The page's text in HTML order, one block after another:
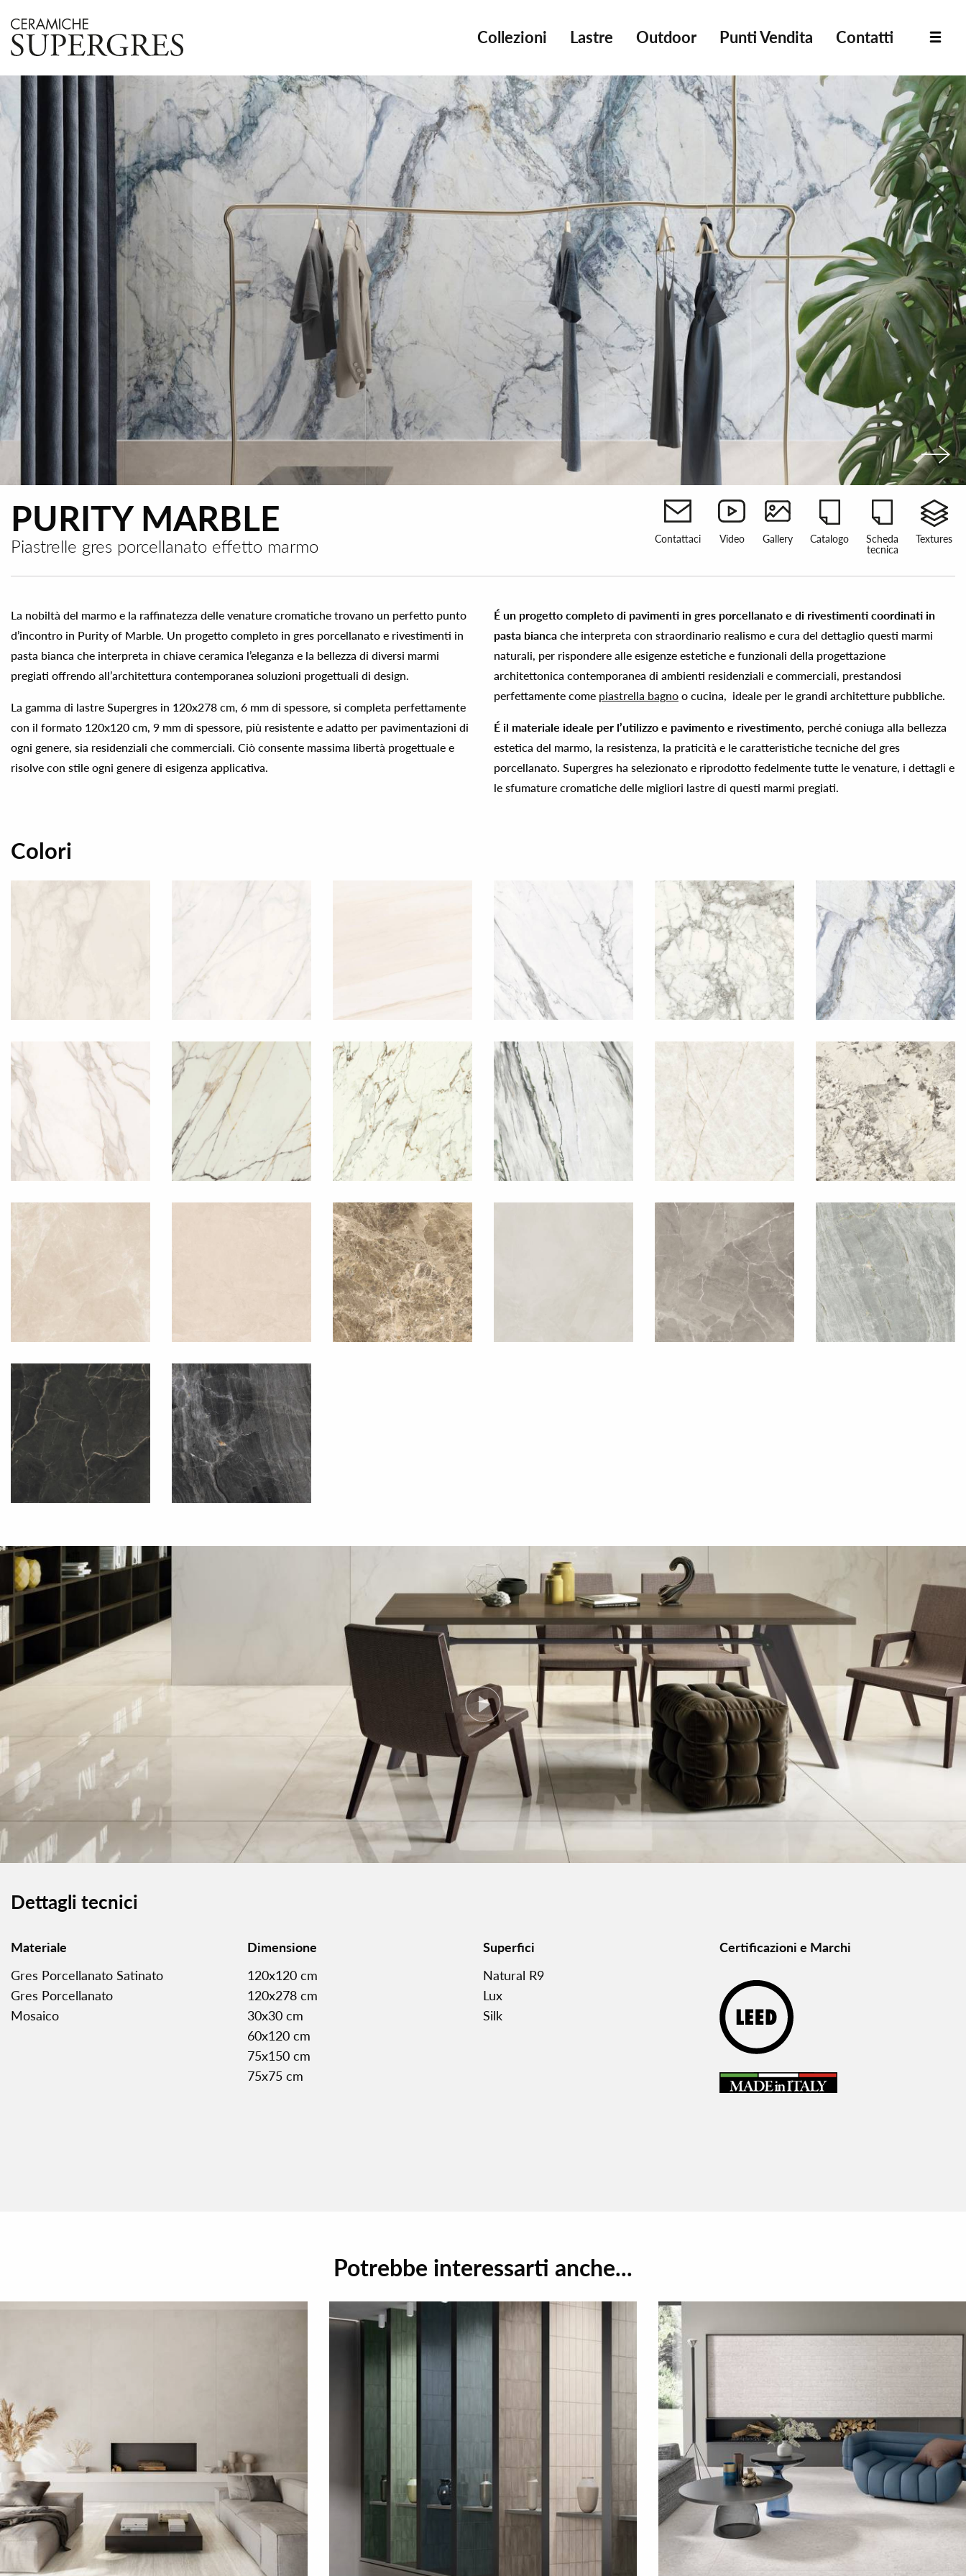
Collezioni Lastre Outdoor Punti Vendita Contatti
PURITY MARBLE
Piastrelle gres porcellanato effetto marmo Contattaci Video Gallery Catalogo
Scheda
tecnica
Textures
La nobiltà del marmo e la raffinatezza delle venature cromatiche trovano un perfetto punto
d’incontro in Purity of Marble. Un progetto completo in gres porcellanato e rivestimenti in
pasta bianca che interpreta in chiave ceramica l’eleganza e la bellezza di diversi marmi
pregiati offrendo all’architettura contemporanea soluzioni progettuali di design.
La gamma di lastre Supergres in 120x278 cm, 6 mm di spessore, si completa perfettamente
con il formato 120x120 cm, 9 mm di spessore, più resistente e adatto per pavimentazioni di
ogni genere, sia residenziali che commerciali. Ciò consente massima libertà progettuale e
risolve con stile ogni genere di esigenza applicativa.
É un progetto completo di pavimenti in gres porcellanato e di rivestimenti coordinati in
pasta bianca che interpreta con straordinario realismo e cura del dettaglio questi marmi
naturali, per rispondere alle esigenze estetiche e funzionali della progettazione
architettonica contemporanea di ambienti residenziali e commerciali, prestandosi
perfettamente come piastrella bagno o cucina, ideale per le grandi architetture pubbliche.
É il materiale ideale per l’utilizzo e pavimento e rivestimento, perché coniuga alla bellezza
estetica del marmo, la resistenza, la praticità e le caratteristiche tecniche del gres
porcellanato. Supergres ha selezionato e riprodotto fedelmente tutte le venature, i dettagli e
le sfumature cromatiche delle migliori lastre di questi marmi pregiati.
Colori
Dettagli tecnici
Materiale
Gres Porcellanato Satinato
Gres Porcellanato
Mosaico
Dimensione
120x120 cm
120x278 cm
30x30 cm
60x120 cm
75x150 cm
75x75 cm
Superfici
Natural R9
Lux
Silk
Certificazioni e Marchi
Potrebbe interessarti anche...